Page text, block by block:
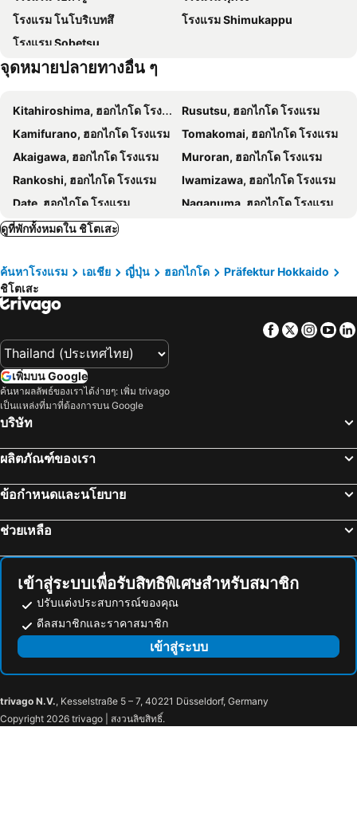
Atsubetsu
Kita
Bus Center-mae Station
Nishi
โรงแรม โนโบริเบทสึ
โรงแรม Shimukappu
โรงแรม Sobetsu
จุดหมายปลายทางอื่น ๆ
Kitahiroshima, ฮอกไกโด โรงแรม
Rusutsu, ฮอกไกโด โรงแรม
Kamifurano, ฮอกไกโด โรงแรม
Tomakomai, ฮอกไกโด โรงแรม
Akaigawa, ฮอกไกโด โรงแรม
Muroran, ฮอกไกโด โรงแรม
Rankoshi, ฮอกไกโด โรงแรม
Iwamizawa, ฮอกไกโด โรงแรม
Date, ฮอกไกโด โรงแรม
Naganuma, ฮอกไกโด โรงแรม
Minamifurano, ฮอกไกโด โรงแรม
Shiraoi, ฮอกไกโด โรงแรม
Bibai, ฮอกไกโด โรงแรม
Kyogoku, ฮอกไกโด โรงแรม
Takikawa, ฮอกไกโด โรงแรม
Ashibetsu, ฮอกไกโด โรงแรม
อาซาฮิคาวะ, ฮอกไกโด โรงแรม
Biei, ฮอกไกโด โรงแรม
Kamikawa, ฮอกไกโด โรงแรม
Obihiro, ฮอกไกโด โรงแรม
Higashikawa, ฮอกไกโด โรงแรม
ฟุกุโอกะ, Kyushu Island โรงแรม
นาโกย่า, ชูบุ โฮะกุริกุ โรงแรม
ดูที่พักทั้งหมดใน ชิโตเสะ
ค้นหาโรงแรม เอเชีย ญี่ปุ่น ฮอกไกโด
Präfektur Hokkaido
ชิโตเสะ
Facebook
Twitter
เพิ่มบน Google
ค้นหาผลลัพธ์ของเราได้ง่ายๆ: เพิ่ม trivago
เป็นแหล่งที่มาที่ต้องการบน Google
บริษัท
ผลิตภัณฑ์ของเรา
ข้อกำหนดและนโยบาย
ช่วยเหลือ
เข้าสู่ระบบเพื่อรับสิทธิพิเศษสำหรับสมาชิก
ปรับแต่งประสบการณ์ของคุณ
ดีลสมาชิกและราคาสมาชิก
เข้าสู่ระบบ
trivago N.V., Kesselstraße 5 – 7, 40221 Düsseldorf, Germany
Copyright 2026 trivago | สงวนลิขสิทธิ์.